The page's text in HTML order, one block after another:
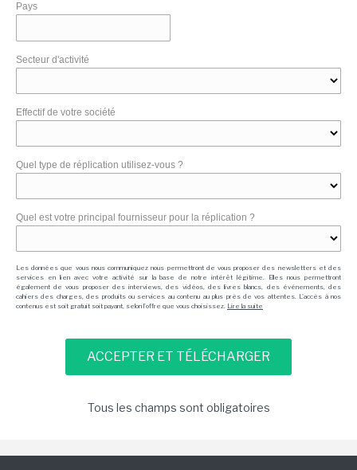
Pays
Secteur d'activité
Effectif de votre société
Quel type de réplication utilisez-vous ?
Quel est votre principal fournisseur pour la réplication ?
Les données que vous nous communiquez nous permettront de vous proposer des newsletters et des
services en lien avec votre activité sur la base de notre intérêt légitime. Elles nous permettront
également de vous proposer des interviews, des vidéos, des livres blancs, des événements, des
cahiers des charges, des produits ou services au contenu au plus près de vos attentes. L'accès à nos
contenus est soit gratuit soit payant, selon l'offre que vous choisissez. Lire la suite
Tous les champs sont obligatoires